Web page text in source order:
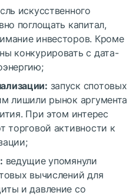
искусственного
поглощать капитал,
инвесторов. Кроме
конкурировать с дата-
запуск спотовых
лишили рынок аргумента
При этом интерес
торговой активности к
ведущие упомянули
вычислений для
и давление со